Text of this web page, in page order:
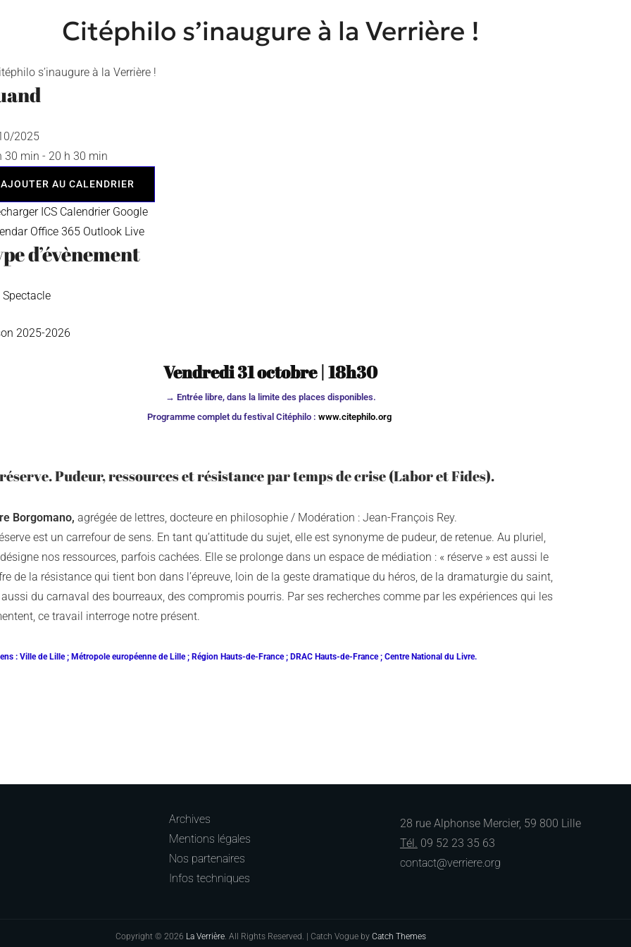
Citéphilo s’inaugure à la Verrière !
2025
30 min - 20 h 30 min
AJOUTER AU CALENDRIER
ICS Calendrier Google
Office 365 Outlook Live
d’évènement
Spectacle
2025-2026
Vendredi 31 octobre|18h30
→ Entrée libre, dans la limite des places disponibles.
Programme complet du festival Citéphilo : www.citephilo.org
Pudeur, ressources et résistance par temps de crise (Labor et Fides).
Borgomano, agrégée de lettres, docteure en philosophie / Modération : Jean-François Rey.
est un carrefour de sens. En tant qu’attitude du sujet, elle est synonyme de pudeur, de retenue. Au pluriel,
nos ressources, parfois cachées. Elle se prolonge dans un espace de médiation : « réserve » est aussi le
de la résistance qui tient bon dans l’épreuve, loin de la geste dramatique du héros, de la dramaturgie du saint,
du carnaval des bourreaux, des compromis pourris. Par ses recherches comme par les expériences qui les
ce travail interroge notre présent.
: Ville de Lille ; Métropole européenne de Lille ; Région Hauts-de-France ; DRAC Hauts-de-France ; Centre National du Livre.
Archives
Mentions légales
Nos partenaires
Infos techniques
28 rue Alphonse Mercier, 59 800 Lille
Tél. 09 52 23 35 63
contact@verriere.org
Copyright © 2026 La Verrière. All Rights Reserved. | Catch Vogue by Catch Themes